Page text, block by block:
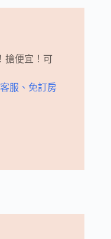
便宜！ 可
服、免訂房